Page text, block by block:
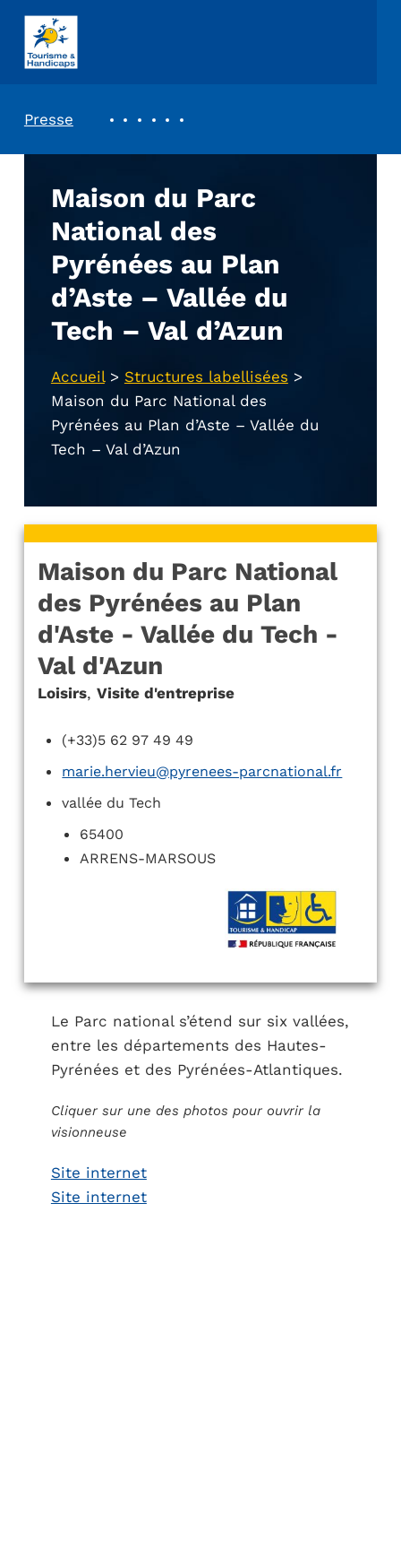
ASSOCIATION TOURISME ET HANDICAPS
Presse
Maison du Parc
National des
Pyrénées au Plan
d’Aste – Vallée du
Tech – Val d’Azun
Accueil> Structures labellisées >
Maison du Parc National des
Pyrénées au Plan d’Aste – Vallée du
Tech – Val d’Azun
Maison du Parc National
des Pyrénées au Plan
d'Aste - Vallée du Tech -
Val d'Azun
Loisirs, Visite d'entreprise
(+33)5 62 97 49 49
marie.hervieu@pyrenees-parcnational.fr
vallée du Tech
65400
ARRENS-MARSOUS
Le Parc national s’étend sur six vallées,
entre les départements des Hautes-
Pyrénées et des Pyrénées-Atlantiques.
Cliquer sur une des photos pour ouvrir la
visionneuse
Site internet
Site internet